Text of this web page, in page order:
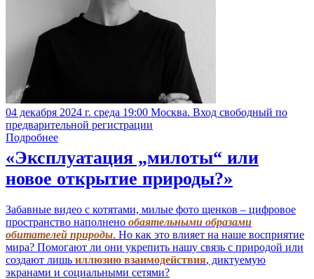
04 декабря 2024 г. среда 19:00 Москва. Вход свободный по
предварительной регистрации
Подробнее
«Эксплуатация „милоты“ или
новое открытие природы?»
Забавные видео с котятами, милые фото щенков – цифровое
пространство наполнено обаятельными образами
обитателей природы. Но как это влияет на наше восприятие
мира? Помогают ли они укрепить нашу связь с природой или
создают лишь иллюзию взаимодействия, диктуемую
экранами и социальными сетями?